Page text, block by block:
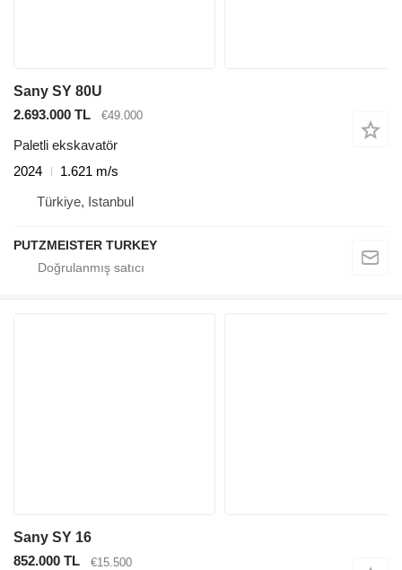
Sany SY 80U
2.693.000 TL
€49.000
Paletli ekskavatör
2024
1.621 m/s
Türkiye, Istanbul
PUTZMEISTER TURKEY
Sany SY 16
852.000 TL
€15.500